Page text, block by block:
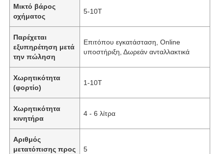
Μικτό βάρος
οχήματος
5-10T
Παρέχεται
εξυπηρέτηση μετά
την πώληση
Επιτόπου εγκατάσταση, Online
υποστήριξη, Δωρεάν ανταλλακτικά
Χωρητικότητα
(φορτίο)
1-10T
Χωρητικότητα
κινητήρα
4 - 6 λίτρα
Αριθμός
μετατόπισης προς
5